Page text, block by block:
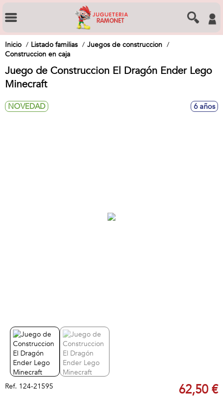
Inicio Listado familias
Juegos de construccion
Construccion en caja
Juego de Construccion El Dragón Ender Lego
Minecraft
NOVEDAD 6 años
Ref. 124-21595 62,50 €